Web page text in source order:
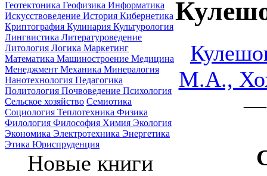
Геотектоника Геофизика Информатика
Искусствоведение История Кибернетика
Криптография Кулинария Культурология
Лингвистика Литературоведение
Литология Логика Маркетинг
Математика Машиностроение Медицина
Менеджмент Механика Минералогия
Нанотехнология Педагогика
Политология Почвоведение Психология
Сельское хозяйство Семиотика
Социология Теплотехника Физика
Филология Философия Химия Экология
Экономика Электротехника Энергетика
Этика Юриспруденция
Новые книги
М.А.,
—